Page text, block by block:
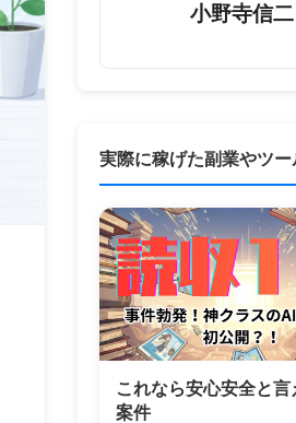
小野寺信二
実際に稼げた副業やツー
これなら安心安全と言
案件